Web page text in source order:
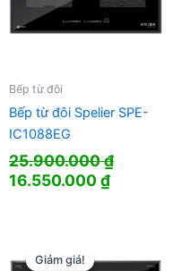
Bếp từ đôi
Bếp từ đôi Spelier SPE-
IC1088EG
25.900.000₫
Giá
16.550.000₫Giá
Giảm giá!
Giảm giá!